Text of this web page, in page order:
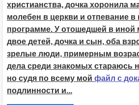
христианства, дочка хоронила
молебен в церкви и отпевание
программе. У отошедшей в
двое детей, дочка и сын, оба
зрелые люди, примерным
дела среди знакомых стараюсь
но судя по всему мой файл с
подлинности и...